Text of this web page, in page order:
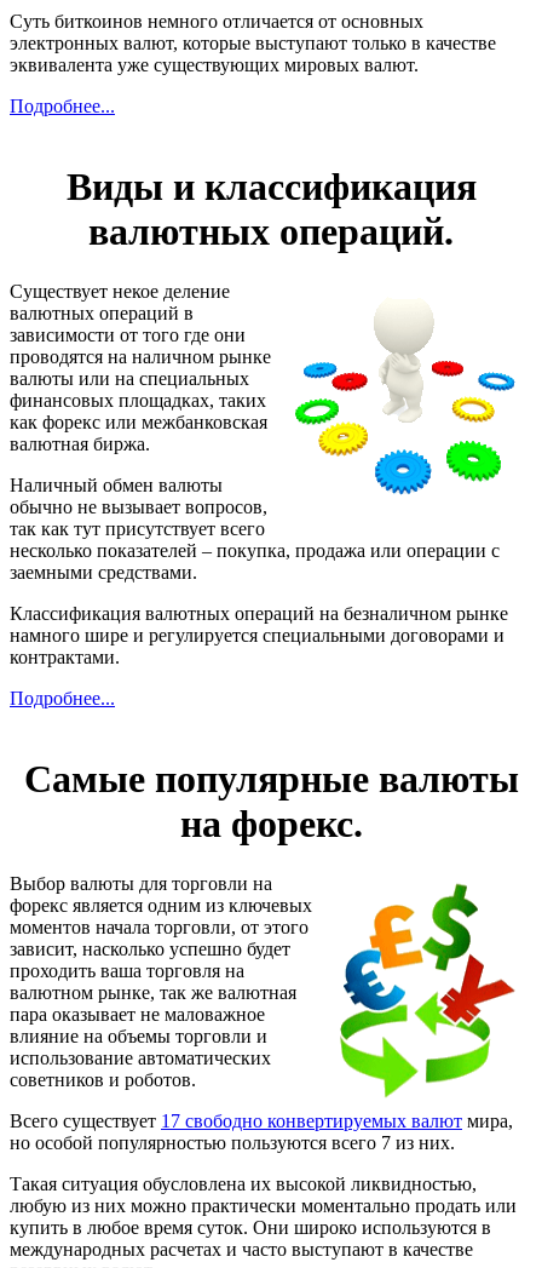
Суть биткоинов немного отличается от основных
электронных валют, которые выступают только в качестве
эквивалента уже существующих мировых валют.
Подробнее...
Виды и классификация
валютных операций.
Существует некое деление
валютных операций в
зависимости от того где они
проводятся на наличном рынке
валюты или на специальных
финансовых площадках, таких
как форекс или межбанковская
валютная биржа.
Наличный обмен валюты
обычно не вызывает вопросов,
так как тут присутствует всего
несколько показателей – покупка, продажа или операции с
заемными средствами.
Классификация валютных операций на безналичном рынке
намного шире и регулируется специальными договорами и
контрактами.
Подробнее...
Самые популярные валюты
на форекс.
Выбор валюты для торговли на
форекс является одним из ключевых
моментов начала торговли, от этого
зависит, насколько успешно будет
проходить ваша торговля на
валютном рынке, так же валютная
пара оказывает не маловажное
влияние на объемы торговли и
использование автоматических
советников и роботов.
Всего существует 17 свободно конвертируемых валют мира,
но особой популярностью пользуются всего 7 из них.
Такая ситуация обусловлена их высокой ликвидностью,
любую из них можно практически моментально продать или
купить в любое время суток. Они широко используются в
международных расчетах и часто выступают в качестве